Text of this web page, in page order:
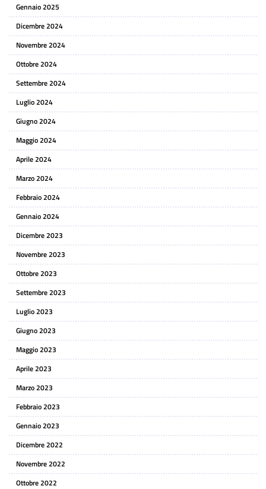
Gennaio 2025
Dicembre 2024
Novembre 2024
Ottobre 2024
Settembre 2024
Luglio 2024
Giugno 2024
Maggio 2024
Aprile 2024
Marzo 2024
Febbraio 2024
Gennaio 2024
Dicembre 2023
Novembre 2023
Ottobre 2023
Settembre 2023
Luglio 2023
Giugno 2023
Maggio 2023
Aprile 2023
Marzo 2023
Febbraio 2023
Gennaio 2023
Dicembre 2022
Novembre 2022
Ottobre 2022